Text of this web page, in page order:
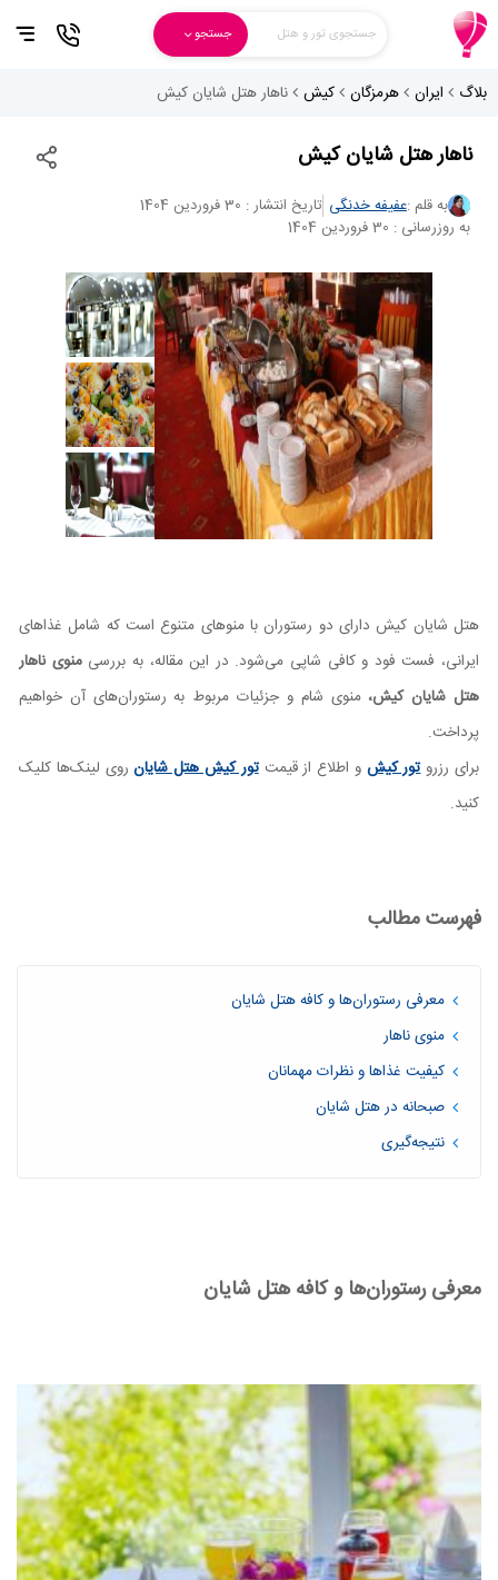
جستجوی تور و هتل جستجو
بلاگ ایران هرمزگان کیش ناهار هتل شایان کیش
ناهار هتل شایان کیش
به قلم :عفیفه خدنگی تاریخ انتشار : 30 فروردین 1404
به روزرسانی : 30 فروردین 1404
هتل شایان کیش دارای دو رستوران با منوهای متنوع است که شامل غذاهای
ایرانی، فست فود و کافی شاپی می‌شود. در این مقاله، به بررسیمنوی ناهار
هتل شایان کیش،منوی شام و جزئیات مربوط به رستوران‌های آن خواهیم
پرداخت.
برای رزروتور کیش و اطلاع از قیمتتور کیش هتل شایانروی لینک‌ها کلیک
کنید.
فهرست مطالب
معرفی رستوران‌ها و کافه هتل شایان
منوی ناهار
کیفیت غذاها و نظرات مهمانان
صبحانه در هتل شایان
نتیجه‌گیری
معرفی رستوران‌ها و کافه هتل شایان